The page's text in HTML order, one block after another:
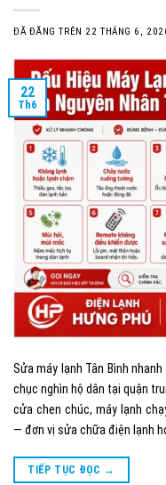
ĐÃ ĐĂNG TRÊN 22 THÁNG 6,
22
Th6
Sửa máy lạnh Tân Bình
chục nghìn hộ dân tại quận
cửa chen chúc, máy lạnh
— đơn vị sửa chữa điện lạnh
TIẾP TỤC ĐỌC →